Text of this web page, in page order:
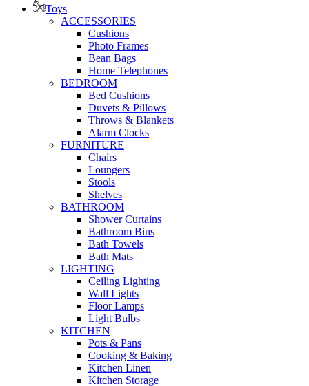
Toys
ACCESSORIES
Cushions
Photo Frames
Bean Bags
Home Telephones
BEDROOM
Bed Cushions
Duvets & Pillows
Throws & Blankets
Alarm Clocks
FURNITURE
Chairs
Loungers
Stools
Shelves
BATHROOM
Shower Curtains
Bathroom Bins
Bath Towels
Bath Mats
LIGHTING
Ceiling Lighting
Wall Lights
Floor Lamps
Light Bulbs
KITCHEN
Pots & Pans
Cooking & Baking
Kitchen Linen
Kitchen Storage